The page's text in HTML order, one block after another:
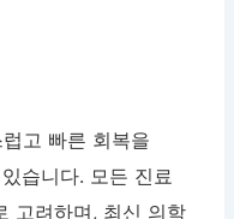
고 빠른 회복을
습니다. 모든 진료
고려하며, 최신 의학